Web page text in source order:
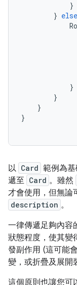
}
} else
}
}
}
}
以 Card 範例為基
遞至 Card 。雖然
才會使用，但無論
description 。
一律傳遞足夠內容
狀態程度，使其變
發副作用 (這可能
變，或折疊及展開
這個原則也讓您可